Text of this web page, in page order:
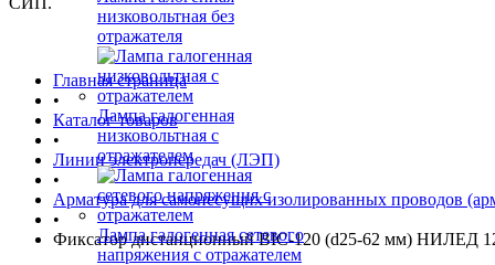
низковольтная без
отражателя
Лампа галогенная
низковольтная с
отражателем
Лампа галогенная сетевого
напряжения с отражателем
Главная страница
•
Каталог товаров
•
Линии электропередач (ЛЭП)
•
Арматура для самонесущих изолированных проводов
•
Фиксатор дистанционный BIC-120 (d25-62 мм) НИЛЕД